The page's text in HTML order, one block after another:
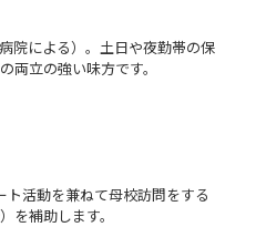
院による）。土日や夜勤帯の保
両立の強い味方です。
活動を兼ねて母校訪問をする
を補助します。